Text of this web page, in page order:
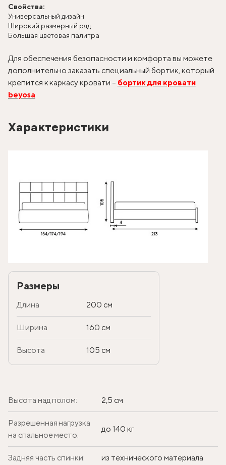
Свойства:
Универсальный дизайн
Широкий размерный ряд
Большая цветовая палитра
Для обеспечения безопасности и комфорта вы можете
дополнительно заказать специальный бортик, который
крепится к каркасу кровати – бортик для кровати
beyosa
Характеристики
Размеры
Длина 200 см
Ширина 160 см
Высота 105 см
Высота над полом: 2,5 см
Разрешенная нагрузка
на спальное место:
до 140 кг
Задняя часть спинки: из технического материала